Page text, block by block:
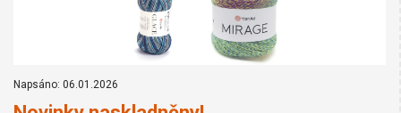
Napsáno: 06.01.2026